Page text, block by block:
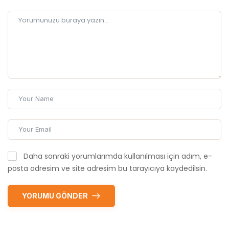
Daha sonraki yorumlarımda kullanılması için adım, e-
posta adresim ve site adresim bu tarayıcıya kaydedilsin.
YORUMU GÖNDER